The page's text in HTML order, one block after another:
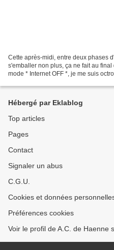
Cette après-midi, entre deux phases
s'emballer non plus, ça ne fait au
mode * Internet OFF *, je me suis
Hébergé par Eklablog
Top articles
Pages
Contact
Signaler un abus
C.G.U.
Cookies et données
Préférences cookies
Voir le profil de A.C. de Haenne